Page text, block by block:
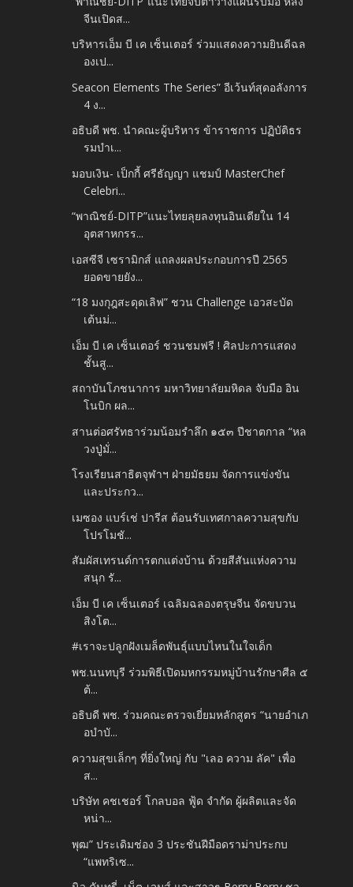
จีนเปิดส...
บริหารเอ็ม บี เค เซ็นเตอร์ ร่วมแสดงความยินดีฉล
องเป...
Seacon Elements The Series” อีเว้นท์สุดอลังการ
4 ง...
อธิบดี พช. นำคณะผู้บริหาร ข้าราชการ ปฏิบัติธร
รมบำเ...
มอบเงิน- เป็กกี้ ศรีธัญญา แชมป์ MasterChef
Celebri...
“พาณิชย์-DITP”แนะไทยลุยลงทุนอินเดียใน 14
อุตสาหกรร...
เอสซีจี เซรามิกส์ แถลงผลประกอบการปี 2565
ยอดขายยัง...
“18 มงกุฎสะดุดเลิฟ” ชวน Challenge เอวสะบัด
เต้นม่...
เอ็ม บี เค เซ็นเตอร์ ชวนชมฟรี ! ศิลปะการแสดง
ชั้นสู...
สถาบันโภชนาการ มหาวิทยาลัยมหิดล จับมือ อิน
โนบิก ผล...
สานต่อศรัทธาร่วมน้อมรำลึก ๑๕๓ ปีชาตกาล “หล
วงปู่มั่...
โรงเรียนสาธิตจุฬาฯ ฝ่ายมัธยม จัดการแข่งขัน
และประกว...
เมซอง แบร์เช่ ปารีส ต้อนรับเทศกาลความสุขกับ
โปรโมชั...
สัมผัสเทรนด์การตกแต่งบ้าน ด้วยสีสันแห่งความ
สนุก รั...
เอ็ม บี เค เซ็นเตอร์ เฉลิมฉลองตรุษจีน จัดขบวน
สิงโต...
#เราจะปลูกฝังเมล็ดพันธ์ุแบบไหนในใจเด็ก
พช.นนทบุรี ร่วมพิธีเปิดมหกรรมหมู่บ้านรักษาศีล ๕
ต้...
อธิบดี พช. ร่วมคณะตรวจเยี่ยมหลักสูตร “นายอำเภ
อบำบั...
ความสุขเล็กๆ ที่ยิ่งใหญ่ กับ "เลอ ความ ลัค" เพื่อ
ส...
บริษัท คชเชอร์ โกลบอล ฟู้ด จำกัด ผู้ผลิตและจัด
หน่า...
พุฒ” ประเดิมช่อง 3 ประชันฝีมือดราม่าประกบ
“แพทริเซ...